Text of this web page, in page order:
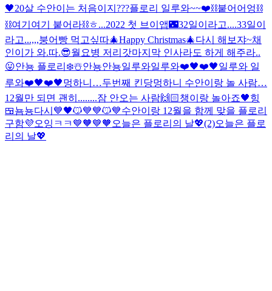
🖤20살 수안이는 처음이지???플로리 일루와~~❤️⛓붙어어엉⛓
⛓여기여기 붙어라⛓ㅎ...2022 첫 브이앱🌃32일이라고....33일이
라고...,,,붕어빵 먹고싶따🎄Happy Christmas🎄다시 해보쟈~채
인이가 와.따.😎월요병 저리갓마지막 인사라도 하게 해주라..
😛안뇽 플로리❄️☃️안뇽안뇽일루와일루와❤️🖤❤️🖤일루와 일
루와❤️🖤❤️🖤멍하니…두번째 킨당멍하니 수안이랑 놀 사람…
12월만 되면 괜히........잠 안오는 사람🙌🏻챙이랑 놀아죠🖤힝
🍱뇸뇽다시 💙🖤😼💙💙😼💙수안이랑 12월을 함께 맞을 플로리
구함💜오잉 ㅋㅋ💙🧡💙🧡 오늘은 플로리의 날💖(2)오늘은 플로
리의 날💖